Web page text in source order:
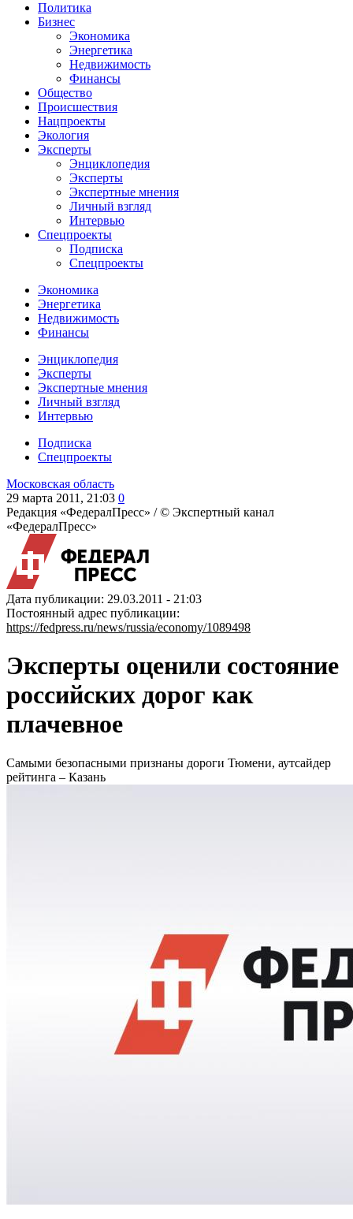
Политика
Бизнес
Экономика
Энергетика
Недвижимость
Финансы
Общество
Происшествия
Нацпроекты
Экология
Эксперты
Энциклопедия
Эксперты
Экспертные мнения
Личный взгляд
Интервью
Спецпроекты
Подписка
Спецпроекты
Экономика
Энергетика
Недвижимость
Финансы
Энциклопедия
Эксперты
Экспертные мнения
Личный взгляд
Интервью
Подписка
Спецпроекты
Московская область
29 марта 2011, 21:03 0
Редакция «ФедералПресс» /© Экспертный канал
«ФедералПресс»
Дата публикации: 29.03.2011 - 21:03
Постоянный адрес публикации:
https://fedpress.ru/news/russia/economy/1089498
Эксперты оценили состояние
российских дорог как
плачевное
Самыми безопасными признаны дороги Тюмени, аутсайдер
рейтинга – Казань